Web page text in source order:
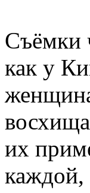
Съёмки
как у
их
каждой,